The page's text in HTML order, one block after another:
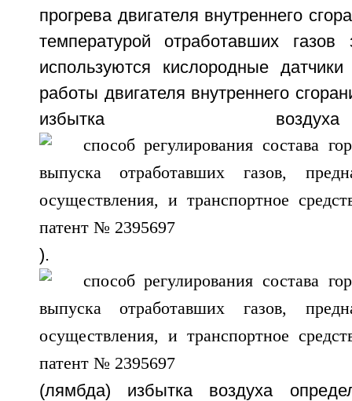
прогрева двигателя внутреннего
температурой отработавших газов
используются кислородные
работы двигателя внутреннего
избытка
).
(лямбда) избытка воздуха